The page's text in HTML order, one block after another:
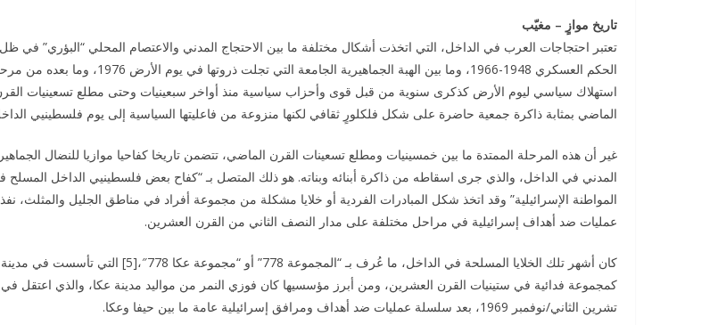
تاريخ موازٍ – مغيّب
تعتبر احتجاجات العرب في الداخل، التي اتخذت أشكال مختلفة ما بين الاحتجاج المدني والاعتصام المحلي “البؤري” في
الحكم العسكري 1948-1966، وما بين الهبة الجماهيرية الجامعة التي تجلت ذروتها في يوم الأرض 1976،
استهلاك سياسي ليوم الأرض كذكرى سنوية من قبل قوى وأحزاب سياسية منذ أواخر سبعينيات وحتى مطلع تسعينيات
الماضي بمثابة ذاكرة جمعية حاضرة على شكل فلكلورٍ ثقافي لكنها منزوعة من فاعليتها السياسية إلى يوم فلسطينيي
غير أن هذه المرحلة الممتدة ما بين خمسينيات ومطلع تسعينات القرن الماضي، تتضمن تاريخا كفاحيا موازيا للنضال
المدني في الداخل، والذي جرى اسقاطه من ذاكرة أبنائه وبناته. هو ذلك المتصل بـ “كفاح بعض فلسطينيي الداخل
المواطنة الإسرائيلية” وقد اتخذ شكل المبادرات الفردية أو خلايا مشكلة من مجموعة أفراد في مناطق الجليل والمثلث،
عمليات ضد أهداف إسرائيلية في مراحل مختلفة على مدار النصف الثاني من القرن العشرين.
كان أشهر تلك الخلايا المسلحة في الداخل، ما عُرف بـ “المجموعة 778” أو “مجموعة عكا 778″،[5]
كمجموعة فدائية في ستينيات القرن العشرين، ومن أبرز مؤسسيها كان فوزي النمر من مواليد مدينة عكا، والذي اعتقل في
تشرين الثاني/نوفمبر 1969، بعد سلسلة عمليات ضد أهداف ومرافق إسرائيلية عامة ما بين حيفا وعكا.